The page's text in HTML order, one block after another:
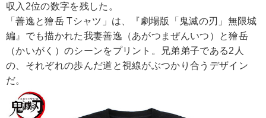
収入2位の数字を残した。
「善逸と獪岳 Tシャツ」は、『劇場版「鬼滅の刃」無限城
編』でも描かれた我妻善逸（あがつまぜんいつ）と獪岳
（かいがく）のシーンをプリント。兄弟弟子である2人
の、それぞれの歩んだ道と視線がぶつかり合うデザイン
だ。